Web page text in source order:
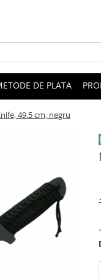
DE PLATA
49.5 cm, negru